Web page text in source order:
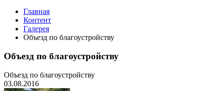
Главная
Контент
Галерея
Объезд по благоустройству
Объезд по благоустройству
Объезд по благоустройству
03.08.2016